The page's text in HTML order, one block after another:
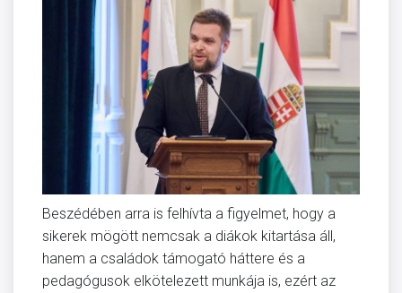
Beszédében arra is felhívta a figyelmet, hogy a
sikerek mögött nemcsak a diákok kitartása áll,
hanem a családok támogató háttere és a
pedagógusok elkötelezett munkája is, ezért az